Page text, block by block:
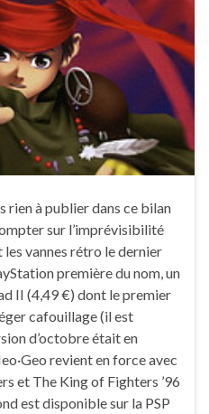
rien à publier dans ce bilan
sur l’imprévisibilité
les vannes rétro le dernier
première du nom, un
II (4,49 €) dont le premier
cafouillage (il est
d’octobre était en
revient en force avec
et The King of Fighters ’96
est disponible sur la PSP